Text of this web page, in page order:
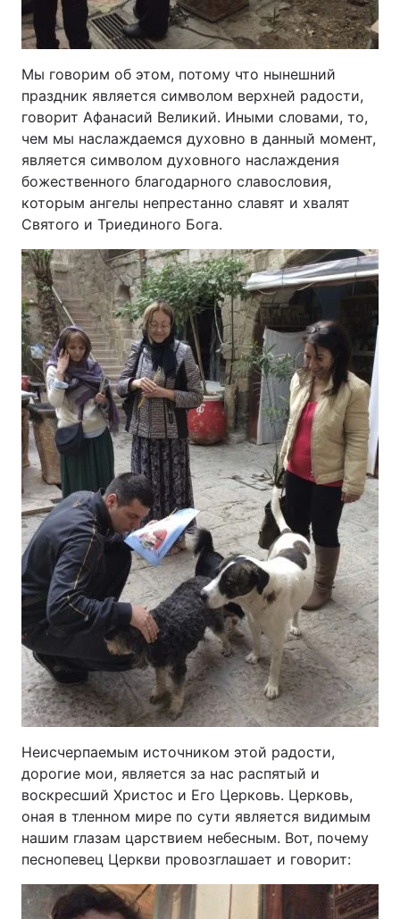
Мы говорим об этом, потому что нынешний
праздник является символом верхней радости,
говорит Афанасий Великий. Иными словами, то,
чем мы наслаждаемся духовно в данный момент,
является символом духовного наслаждения
божественного благодарного славословия,
которым ангелы непрестанно славят и хвалят
Святого и Триединого Бога.
Неисчерпаемым источником этой радости,
дорогие мои, является за нас распятый и
воскресший Христос и Его Церковь. Церковь,
оная в тленном мире по сути является видимым
нашим глазам царствием небесным. Вот, почему
песнопевец Церкви провозглашает и говорит: